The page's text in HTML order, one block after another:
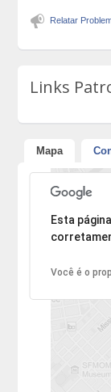
Relatar
Links
Mapa
Desculpe,
Esta
Você é o